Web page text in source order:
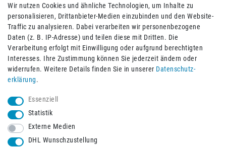
Wir nutzen Cookies und ähnliche Technologien, um Inhalte zu
personalisieren, Drittanbieter-Medien einzubinden und den Website-
Traffic zu analysieren. Dabei verarbeiten wir personenbezogene
Daten (z. B. IP-Adresse) und teilen diese mit Dritten. Die
Verarbeitung erfolgt mit Einwilligung oder aufgrund berechtigten
Interesses. Ihre Zustimmung können Sie jederzeit ändern oder
widerrufen. Weitere Details finden Sie in unserer Daten­schutz­
erklärung.
Essenziell
Statistik
Externe Medien
DHL Wunschzustellung